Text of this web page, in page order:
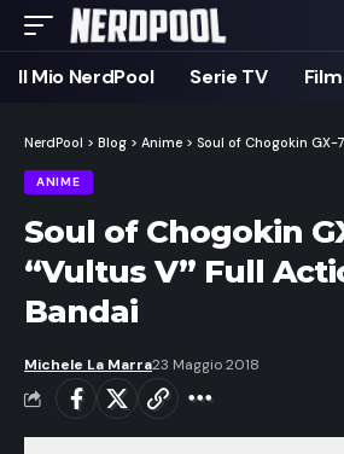
Il Mio NerdPool Serie TV Film
NerdPool > Blog > Anime > Soul of Chogokin GX-79
ANIME
Soul of Chogokin
“Vultus V” Full
Bandai
Michele La Marra23 Maggio 2018